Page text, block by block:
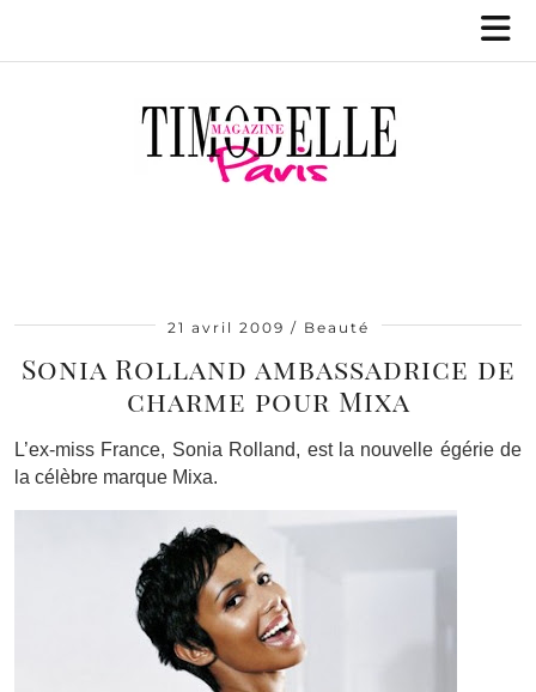
21 avril 2009 Beauté
Sonia Rolland ambassadrice de
charme pour Mixa
L’ex-miss France, Sonia Rolland, est la nouvelle égérie de
la célèbre marque Mixa.